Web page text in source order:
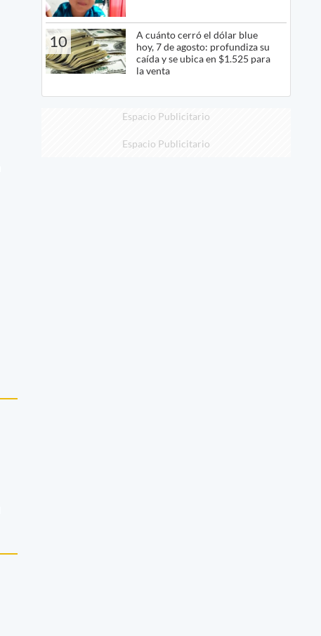
10
A cuánto cerró el dólar blue
hoy, 7 de agosto: profundiza su
caída y se ubica en $1.525 para
la venta
Espacio Publicitario
Espacio Publicitario